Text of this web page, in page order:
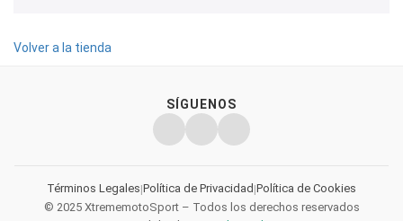
Volver a la tienda
SÍGUENOS
Términos Legales|Política de Privacidad |Política de Cookies
© 2025 XtrememotoSport – Todos los derechos reservados